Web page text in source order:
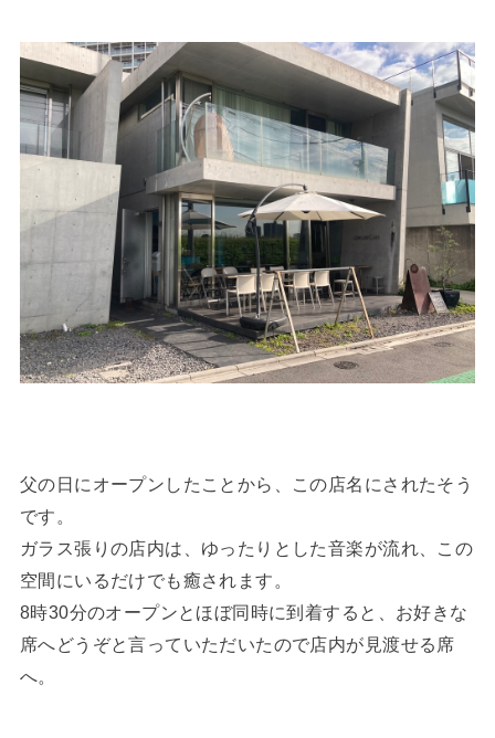
父の日にオープンしたことから、この店名にされたそう
です。
ガラス張りの店内は、ゆったりとした音楽が流れ、この
空間にいるだけでも癒されます。
8時30分のオープンとほぼ同時に到着すると、お好きな
席へどうぞと言っていただいたので店内が見渡せる席
へ。